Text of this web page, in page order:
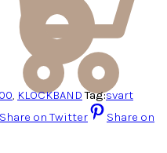
, KLOCKBAND Tag:svart
Share on Twitter
Share on